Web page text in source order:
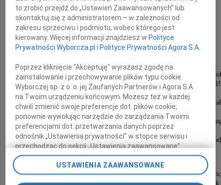
Michał Waliński
Kulturoznawca, folklorysta, polonista,
absolwent Uniwersytetu Wrocławskiego w 1971
pracownik Uniwersytetu Śląskiego w latach 1974-
długoletni nauczyciel języka polskiego,
filozofii i wiedzy o kulturze w II Liceum
im. Emilii Plater w Sosnowcu.
Odznaczony Brązowym i Złotym Krzyżem
oraz Medalem Komisji Edukacji Narodowej,
wielokrotny laureat Nagrody Ministra Edukacji
Zmarły oddał swoje ciało
Śląskiemu Uniwersytetowi Medycznemu w
w ramach Programu Świadomej Donacji Zwłok.
to zrobić przejdź do „Ustawień Zaawansowanych” lub
skontaktuj się z administratorem – w zależności od
zakresu sprzeciwu i podmiotu, wobec którego jest
kierowany. Więcej informacji znajdziesz w Polityce
Prywatności Wyborcza.pl i Polityce Prywatności Agora S.A.
Poprzez kliknięcie "Akceptuję" wyrażasz zgodę na
zainstalowanie i przechowywanie plików typu cookie
Wyborczej sp. z o. o. jej Zaufanych Partnerów i Agora S.A.
na Twoim urządzeniu końcowym. Możesz też w każdej
chwili zmienić swoje preferencje dot. plików cookie,
ponownie wywołując narzędzie do zarządzania Twoimi
preferencjami dot. przetwarzania danych poprzez
odnośnik „Ustawienia prywatności” w stopce serwisu i
przechodząc do sekcji „Ustawienia zaawansowane”.
Zmiana ustawień plików cookie możliwa jest także za
pomocą ustawień przeglądarki.
USTAWIENIA ZAAWANSOWANE